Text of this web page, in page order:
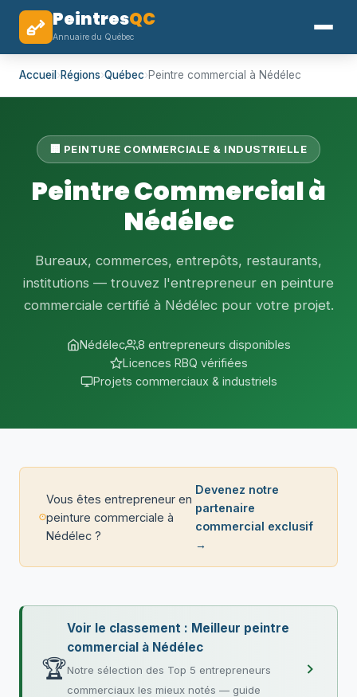
PeintresQC
Annuaire du Québec
Accueil ›Régions›Québec›Peintre commercial à Nédélec
🏢 PEINTURE COMMERCIALE & INDUSTRIELLE
Peintre Commercial à
Nédélec
Bureaux, commerces, entrepôts, restaurants,
institutions — trouvez l'entrepreneur en peinture
commerciale certifié à Nédélec pour votre projet.
Nédélec
8 entrepreneurs disponibles
Licences RBQ vérifiées
Projets commerciaux & industriels
Vous êtes entrepreneur en
peinture commerciale à
Nédélec ?
Devenez notre
partenaire
commercial exclusif
→
🏆
Voir le classement : Meilleur peintre
commercial à Nédélec
Notre sélection des Top 5 entrepreneurs
commerciaux les mieux notés — guide